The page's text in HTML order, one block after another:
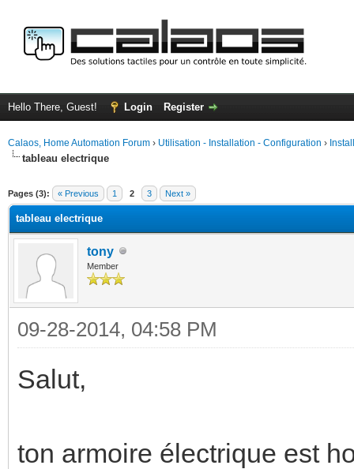
Hello There, Guest! Login Register
Calaos, Home Automation Forum › Utilisation - Installation - Configuration ›
tableau electrique
Pages (3): « Previous 1 2 3 Next »
tableau electrique
tony
Member
09-28-2014, 04:58 PM
Salut,
ton armoire électrique est